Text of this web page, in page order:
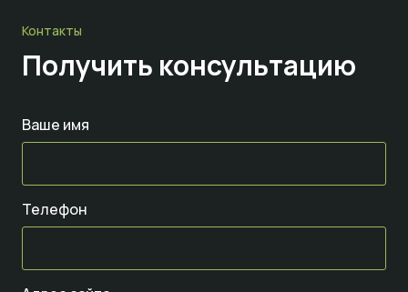
Контакты
Получить консультацию
Ваше имя
Телефон